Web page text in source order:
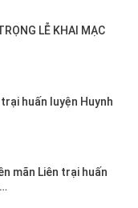
LỄ KHAI MẠC
huấn luyện Huynh
mãn Liên trại huấn